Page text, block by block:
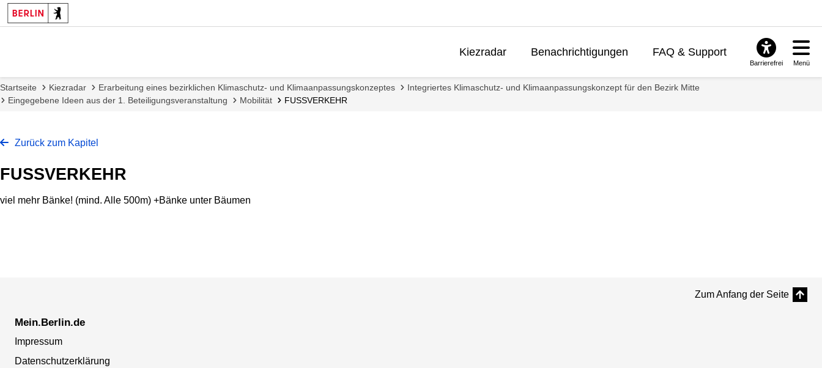
Kiezradar Benachrichtigungen FAQ & Support
Barrierefrei Menü
Startseite Kiezradar Erarbeitung eines bezirklichen Klimaschutz- und Klimaanpassungskonzeptes
Integriertes Klimaschutz- und Klimaanpassungskonzept für den Bezirk Mitte
Eingegebene Ideen aus der 1. Beteiligungsveranstaltung
Mobilität FUSSVERKEHR
Zurück zum Kapitel
FUSSVERKEHR
viel mehr Bänke! (mind. Alle 500m) +Bänke unter Bäumen
Zum Anfang der Seite
Mein.Berlin.de
Impressum
Datenschutzerklärung